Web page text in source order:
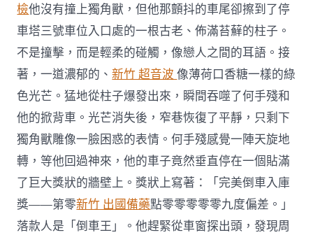
檢他沒有撞上獨角獸，但他那顫抖的車尾卻擦到了停
車塔三號車位入口處的一根古老、佈滿苔蘚的柱子。
不是撞擊，而是輕柔的碰觸，像戀人之間的耳語。接
著，一道濃郁的、新竹 超音波像薄荷口香糖一樣的綠
色光芒。猛地從柱子爆發出來，瞬間吞噬了何手殘和
他的掀背車。光芒消失後，窄巷恢復了平靜，只剩下
獨角獸雕像一臉困惑的表情。何手殘感覺一陣天旋地
轉，等他回過神來，他的車子竟然垂直停在一個貼滿
了巨大獎狀的牆壁上。獎狀上寫著：「完美倒車入庫
獎——第零新竹 出國備藥點零零零零零九度偏差。」
落款人是「倒車王」。他趕緊從車窗探出頭，發現周